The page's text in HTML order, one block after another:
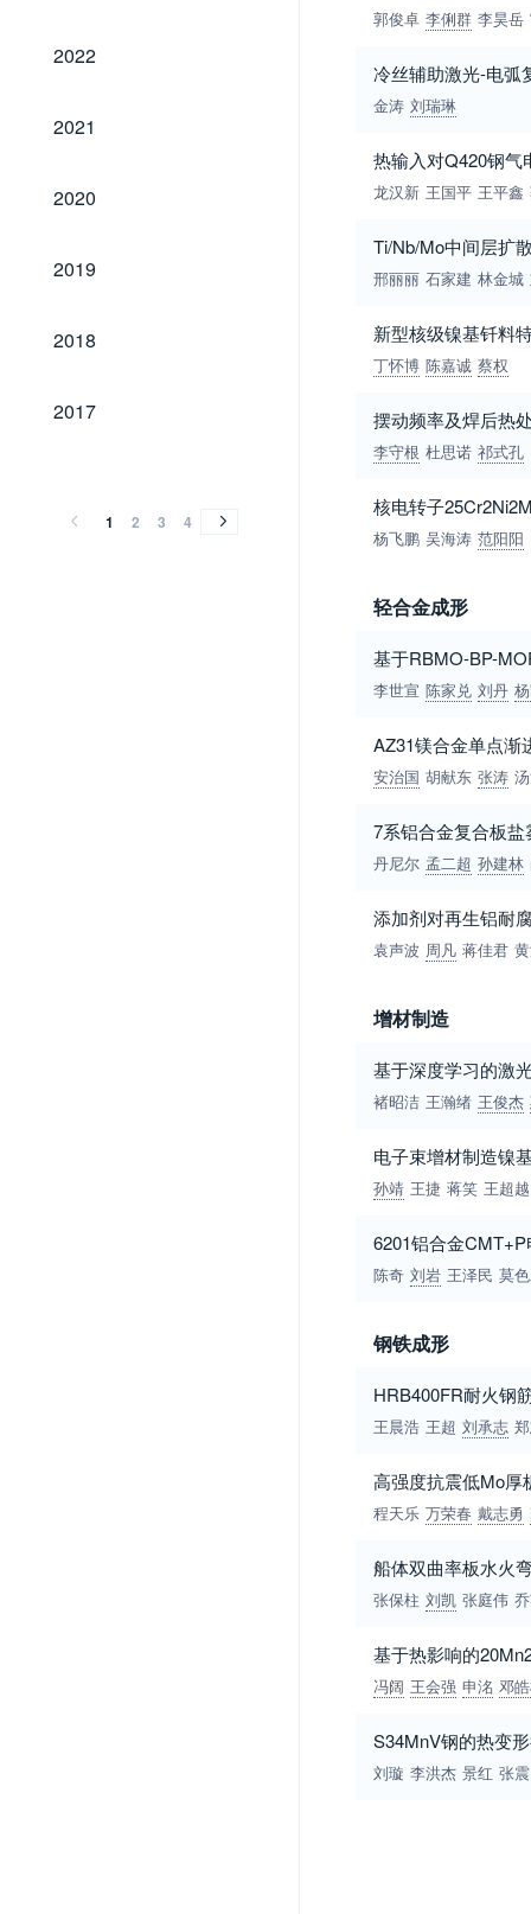
2022
2022
2021
2021
2020
2020
2019
2019
2018
2018
2017
2017
1 2 3 4
郭俊卓 李俐群 李昊岳
冷丝辅助激光-电弧
金涛 刘瑞琳
热输入对Q420钢气
龙汉新 王国平 王平鑫
Ti/Nb/Mo中间层扩
邢丽丽 石家建 林金城
新型核级镍基钎料
丁怀博 陈嘉诚 蔡权
摆动频率及焊后热
李守根 杜思诺 祁式孔
核电转子
杨飞鹏 吴海涛 范阳阳
轻合金成形
基于RBMO-BP-
李世宣 陈家兑 刘丹
AZ31镁合金单点渐
安治国 胡献东 张涛
7系铝合金复合板
丹尼尔 孟二超 孙建林
添加剂对再生铝耐
袁声波 周凡 蒋佳君
增材制造
基于深度学习的激
褚昭洁 王瀚绪 王俊杰
电子束增材制造镍
孙靖 王捷 蒋笑 王超越
6201铝合金
陈奇 刘岩 王泽民 莫
钢铁成形
HRB400FR耐火钢
王晨浩 王超 刘承志
高强度抗震低Mo厚
程天乐 万荣春 戴志勇
船体双曲率板水火
张保柱 刘凯 张庭伟
基于热影响的
冯阔 王会强 申洺 邓
S34MnV钢的热变
刘璇 李洪杰 景红 张震